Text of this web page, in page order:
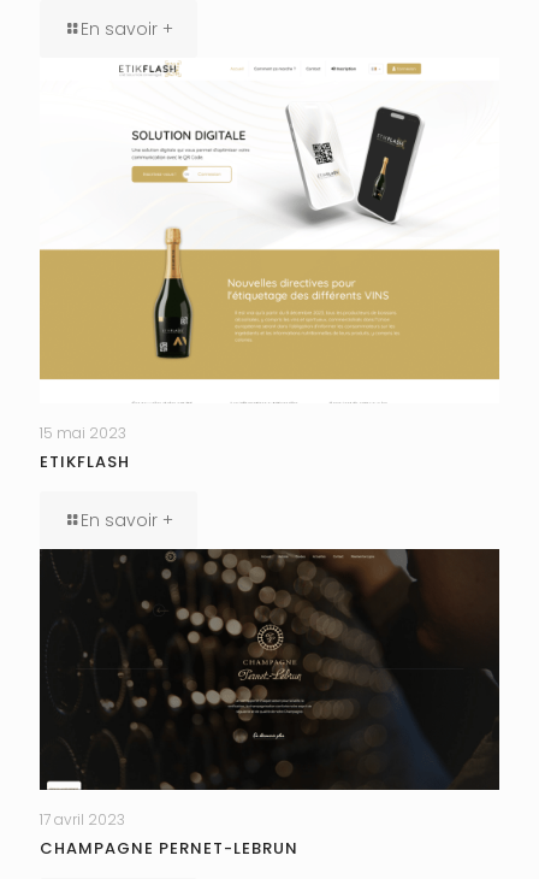
En savoir +
15 mai 2023
ETIKFLASH
En savoir +
17 avril 2023
CHAMPAGNE PERNET-LEBRUN